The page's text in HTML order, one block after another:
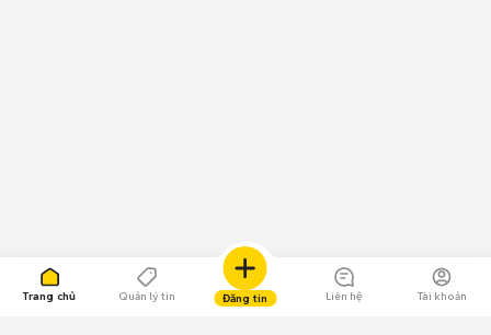
Trang chủ Quản lý tin Đăng tin Liên hệ Tài khoản